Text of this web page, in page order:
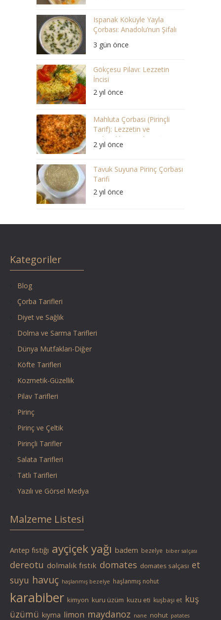
Ispanak Köküyle Yayla
Çorbası: Anadolu’nun Şifalı
3 gün önce
Gökçesu Pilavı: Lezzetin
İncisi
2 yıl önce
Mahluta Çorbası (Pirinçli
Tarif): Lezzetin ve
Geleneklerin Buluştuğu Bir
Ziyafet
2 yıl önce
Tavuk Suyuna Pirinç Çorbası
Tarifi
2 yıl önce
Kategoriler
Blog
Çorba Tarifleri
Diyet ve Sağlık
Dolma ve Sarma Tarifleri
Dünya Mutfakları-Diğer
Köfte Tarifleri
Kozmetik-Güzellik
Pilav Tarifleri
Pirinç
Pirinç ve Çeltik
Pirinçli Tarifler
Salata Tarifleri
Tatlı Tarifleri
Yazılı ve Görsel Medya
Malzeme Listesi
Antep fıstığı ayçiçek yağı badem bezelye biber salçası
dereotu dolmalık fıstık domates domates salçası et
suyu havuç haşlanmış bezelye haşlanmış nohut
karabiber kimyon kuru üzüm kuzu eti kuşbaşı et kuş
üzümü kıyma limon maydanoz nane nohut patates